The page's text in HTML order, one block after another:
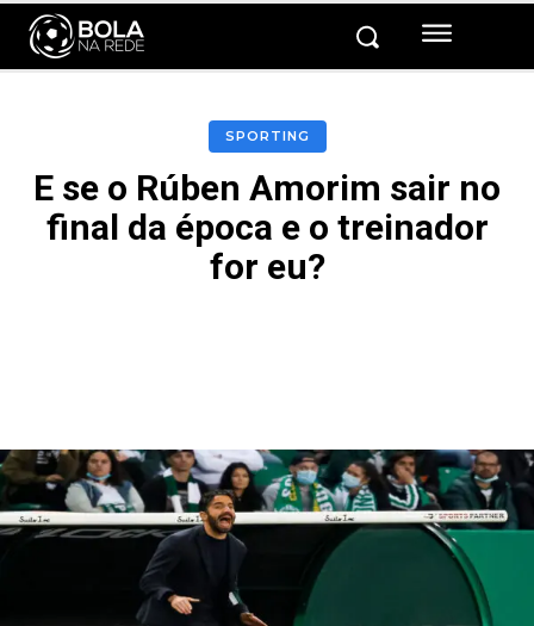
SPORTING
E se o Rúben Amorim sair no
final da época e o treinador
for eu?